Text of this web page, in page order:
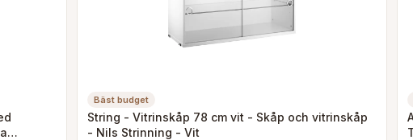
Bäst budget
String - Vitrinskåp 78 cm vit - Skåp och vitrinskåp
- Nils Strinning - Vit